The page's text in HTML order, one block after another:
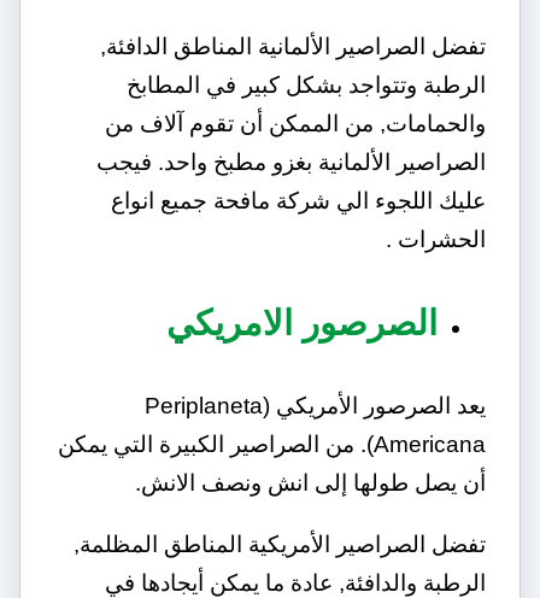
تفضل الصراصير الألمانية المناطق الدافئة,
الرطبة وتتواجد بشكل كبير في المطابخ
والحمامات, من الممكن أن تقوم آلاف من
الصراصير الألمانية بغزو مطبخ واحد. فيجب
عليك اللجوء الي شركة مافحة جميع انواع
الحشرات .
الصرصور الامريكي
يعد الصرصور الأمريكي (Periplaneta
Americana). من الصراصير الكبيرة التي يمكن
أن يصل طولها إلى انش ونصف الانش.
تفضل الصراصير الأمريكية المناطق المظلمة,
الرطبة والدافئة, عادة ما يمكن أيجادها في